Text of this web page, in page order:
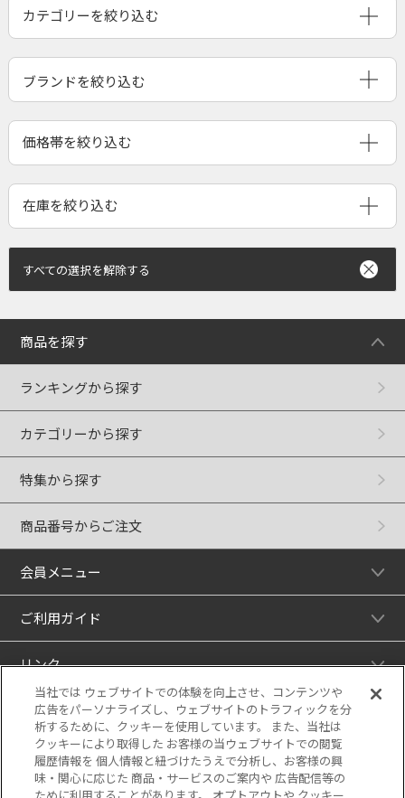
ブランドを絞り込む
すべての選択を解除する
商品を探す
ランキングから探す
カテゴリーから探す
特集から探す
商品番号からご注文
会員メニュー
ご利用ガイド
リンク
当社では ウェブサイトでの体験を向上させ、コンテンツや
広告をパーソナライズし、ウェブサイトのトラフィックを分
析するために、クッキーを使用しています。 また、当社は
クッキーにより取得した お客様の当ウェブサイトでの閲覧
履歴情報を 個人情報と紐づけたうえで分析し、お客様の興
味・関心に応じた 商品・サービスのご案内や 広告配信等の